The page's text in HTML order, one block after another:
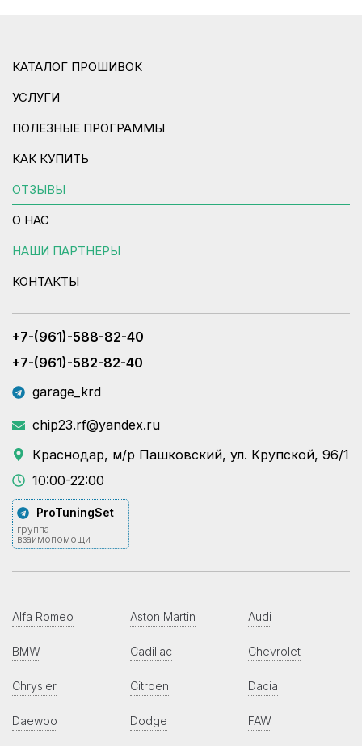
КАТАЛОГ ПРОШИВОК
УСЛУГИ
ПОЛЕЗНЫЕ ПРОГРАММЫ
КАК КУПИТЬ
ОТЗЫВЫ
О НАС
НАШИ ПАРТНЕРЫ
КОНТАКТЫ
+7-(961)-588-82-40
+7-(961)-582-82-40
garage_krd
chip23.rf@yandex.ru
Краснодар, м/р Пашковский, ул. Крупской, 96/1
10:00-22:00
ProTuningSet
группа
взаимопомощи
Alfa Romeo Aston Martin Audi
BMW Cadillac Chevrolet
Chrysler Citroen Dacia
Daewoo Dodge FAW